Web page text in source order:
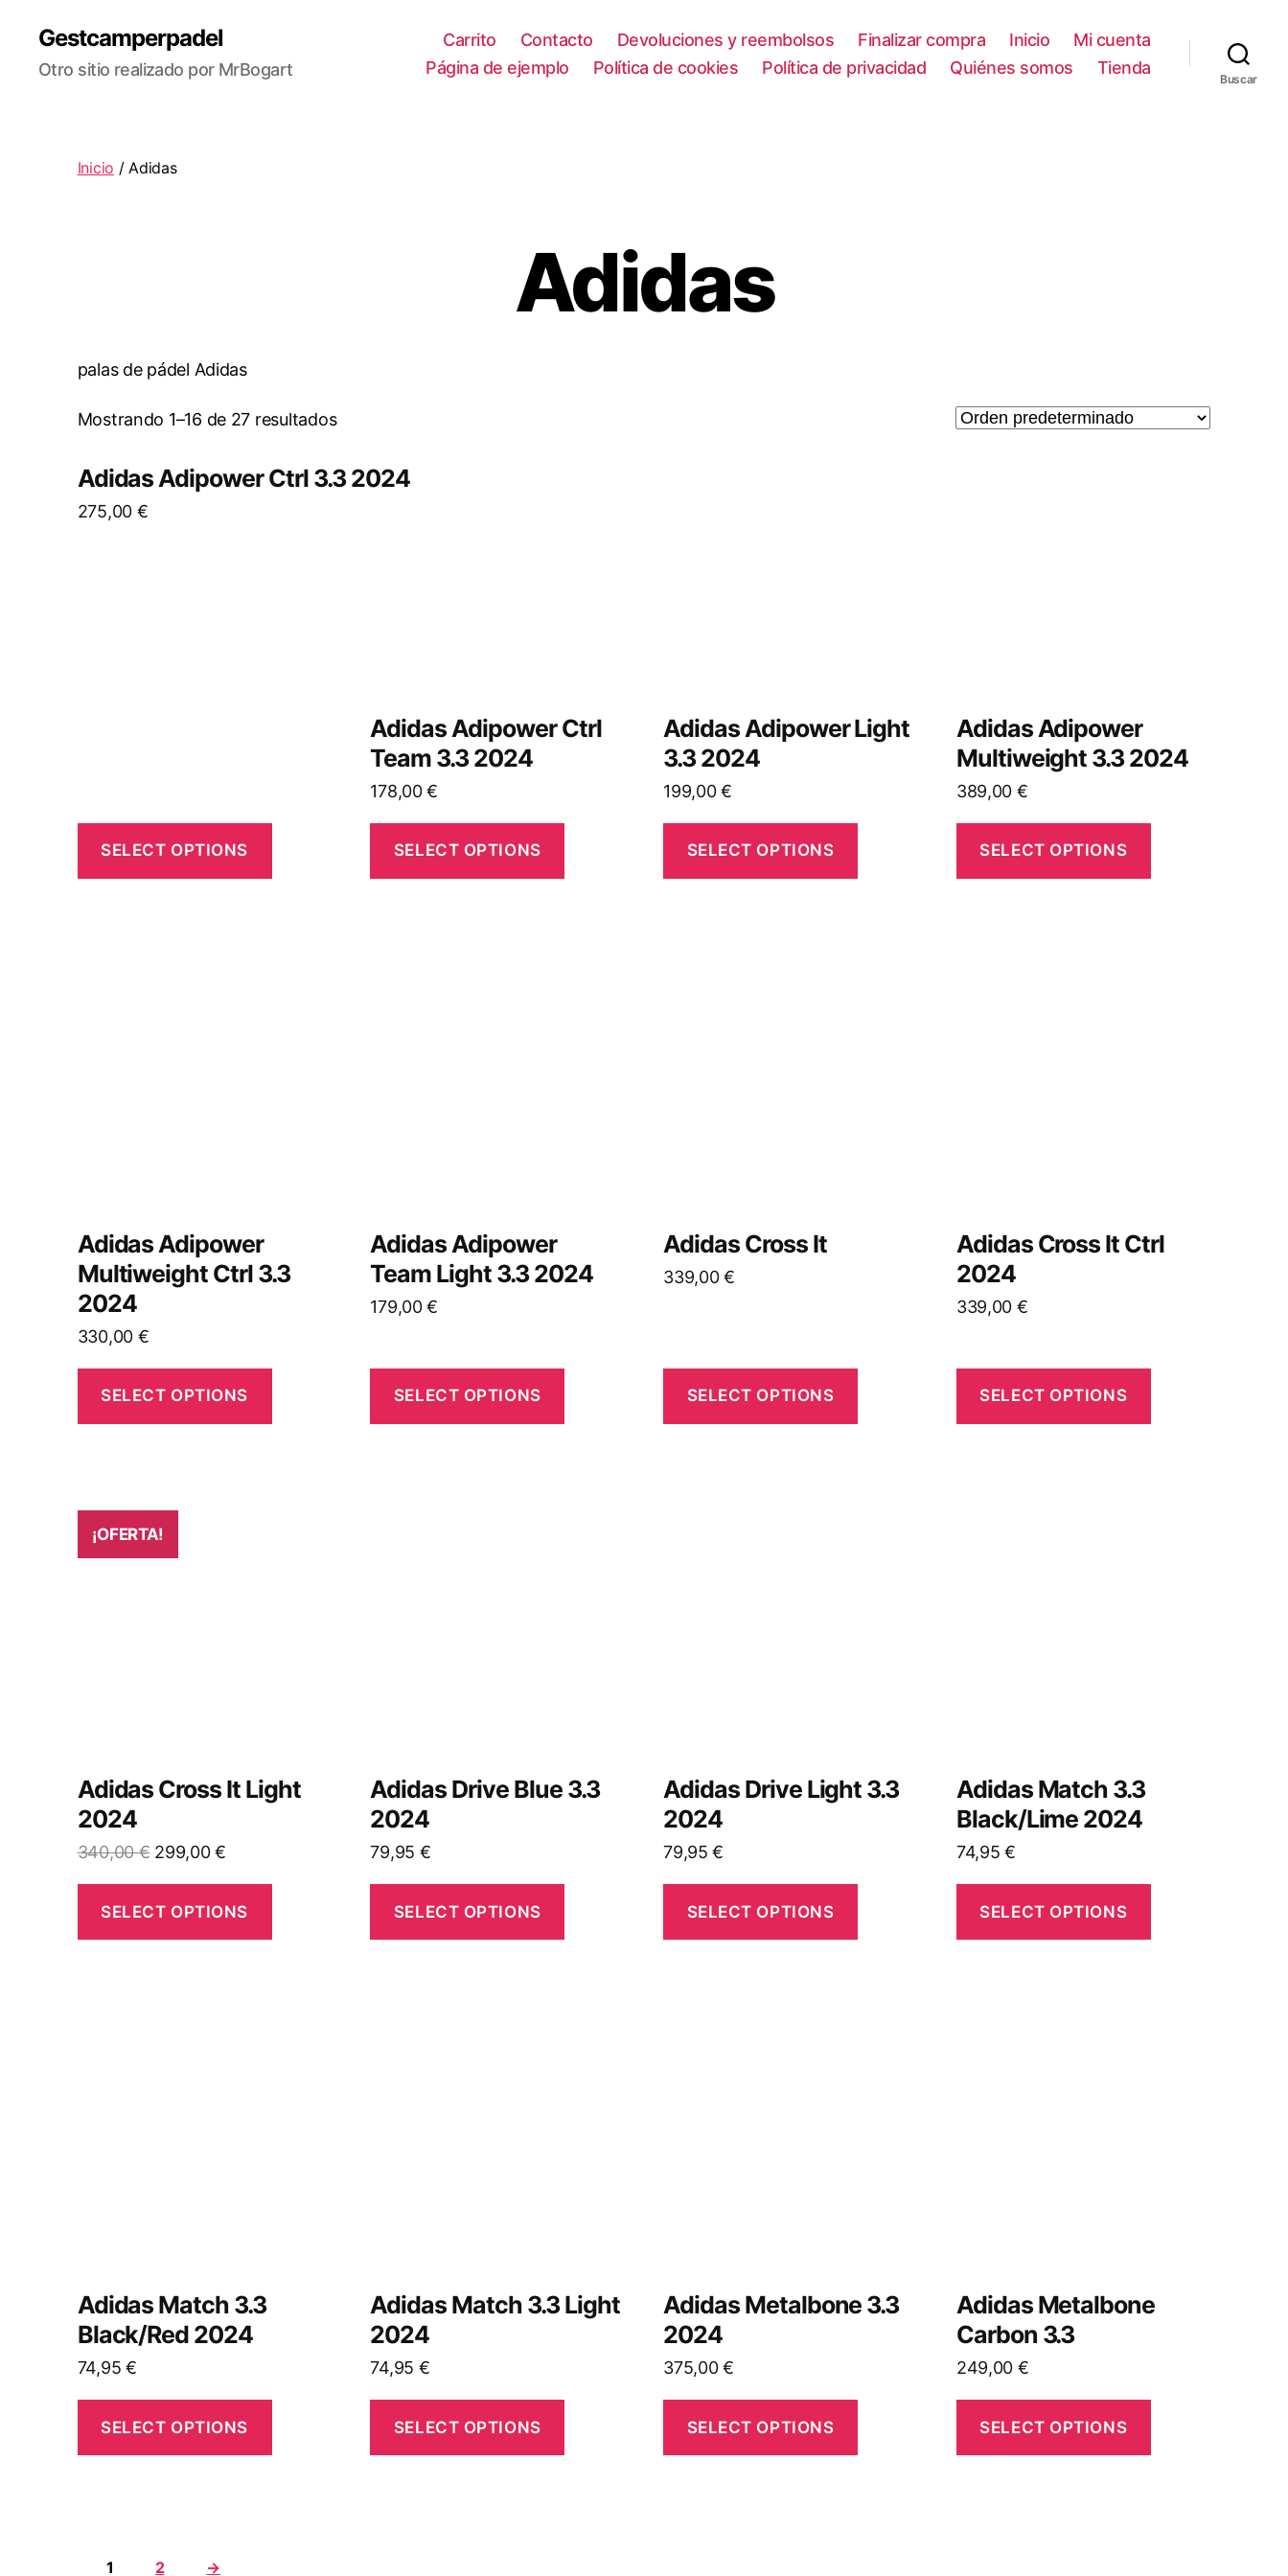
Gestcamperpadel
Otro sitio realizado por MrBogart
Carrito Contacto Devoluciones y reembolsos Finalizar compra Inicio
Mi cuenta
Página de ejemplo
Política de cookies Política de privacidad Quiénes somos Tienda
Buscar
Inicio / Adidas
Adidas
palas de pádel Adidas
Mostrando 1–16 de 27 resultados
Adidas Adipower Ctrl 3.3 2024
275,00 €
SELECT OPTIONS
Adidas Adipower Ctrl
Team 3.3 2024
178,00€
SELECT OPTIONS
Adidas Adipower Light
3.3 2024
199,00€
SELECT OPTIONS
Adidas Adipower
Multiweight 3.3 2024
389,00 €
SELECT OPTIONS
Adidas Adipower
Multiweight Ctrl 3.3
2024
330,00 €
SELECT OPTIONS
Adidas Adipower
Team Light 3.3 2024
179,00€
SELECT OPTIONS
Adidas Cross It
339,00€
SELECT OPTIONS
Adidas Cross It Ctrl
2024
339,00 €
SELECT OPTIONS
¡OFERTA!
Adidas Cross It Light
2024
340,00€ El
original
299,00€
actual
SELECT OPTIONS
Adidas Drive Blue 3.3
2024
79,95 €
SELECT OPTIONS
Adidas Drive Light 3.3
2024
79,95€
SELECT OPTIONS
Adidas Match 3.3
Black/Lime 2024
74,95€
SELECT OPTIONS
Adidas Match 3.3
Black/Red 2024
74,95€
SELECT OPTIONS
Adidas Match 3.3 Light
2024
74,95 €
SELECT OPTIONS
Adidas Metalbone 3.3
2024
375,00€
SELECT OPTIONS
Adidas Metalbone
Carbon 3.3
249,00 €
SELECT OPTIONS
1 2 →